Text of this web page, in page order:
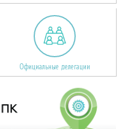
Официальные делегации